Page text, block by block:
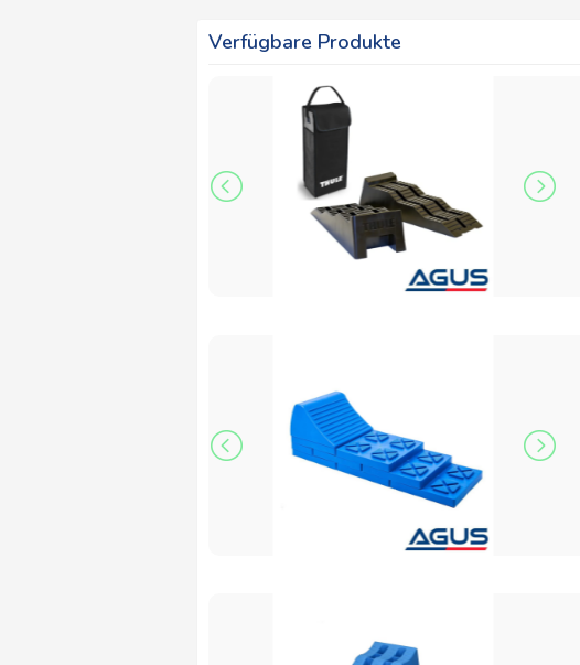
Verfügbare Produkte